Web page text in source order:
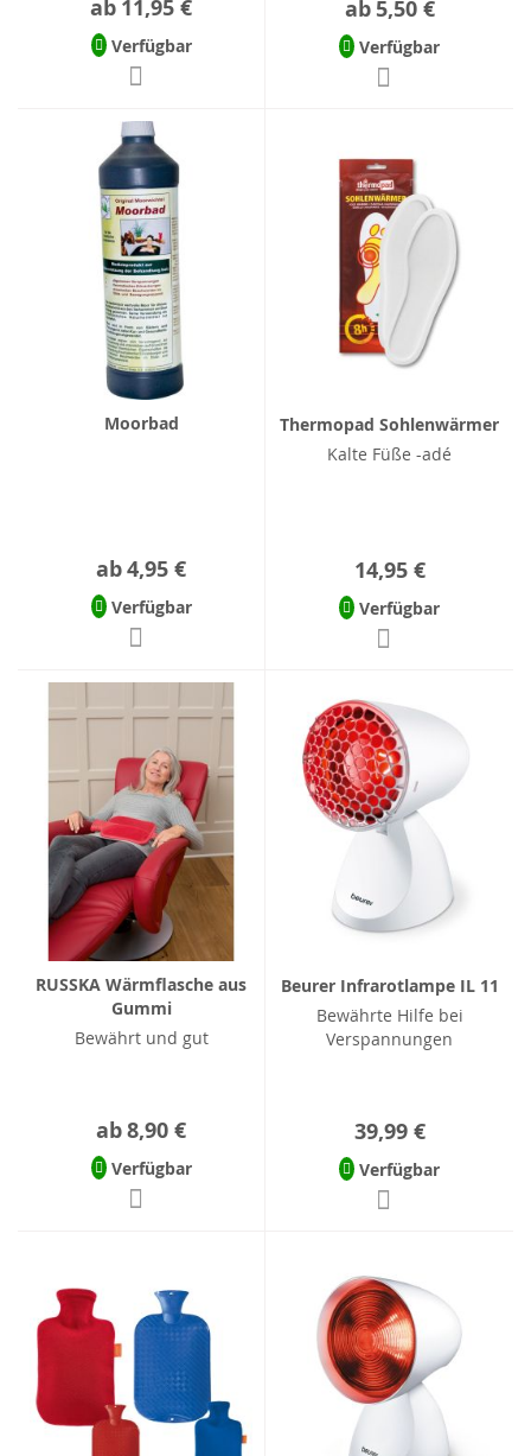
ab 11,95 €
Verfügbar
ab 5,50 €
Verfügbar
Moorbad
ab4,95 €
Verfügbar
Thermopad Sohlenwärmer
Kalte Füße -adé
14,95 €
Verfügbar
RUSSKA Wärmflasche aus
Gummi
Bewährt und gut
ab8,90 €
Verfügbar
Beurer Infrarotlampe IL 11
Bewährte Hilfe bei
Verspannungen
39,99 €
Verfügbar